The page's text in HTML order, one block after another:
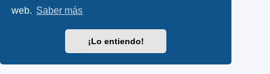
web. Saber más
¡Lo entiendo!